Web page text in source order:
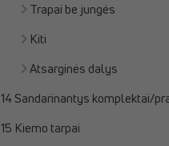
Trapai be jungės
Kiti
Atsarginės dalys
14 Sandarinantys komplektai/
15 Kiemo tarpai